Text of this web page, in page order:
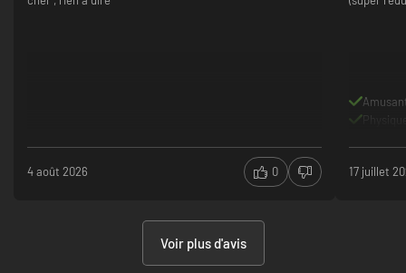
4 août 2026 0 17 juillet
Voir plus d'avis